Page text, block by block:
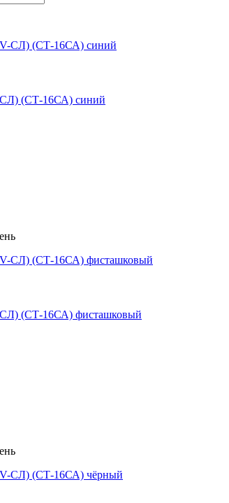
СЛ) (СТ-16СА) синий
(СТ-16СА) фисташковый